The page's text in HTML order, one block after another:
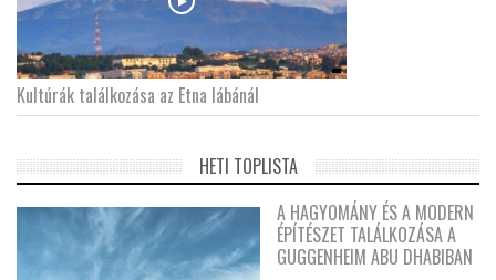
Kultúrák találkozása az Etna lábánál
HETI TOPLISTA
A HAGYOMÁNY ÉS A MODERN
ÉPÍTÉSZET TALÁLKOZÁSA A
GUGGENHEIM ABU DHABIBAN